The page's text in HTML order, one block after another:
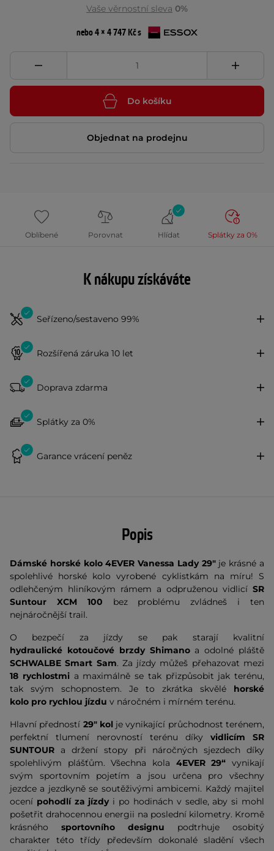
Vaše věrnostní sleva 0%
nebo 4 × 4 747 Kč s
Do košíku
Objednat na prodejnu
Oblíbené Porovnat Hlídat Splátky za 0%
K nákupu získáváte
Seřízeno/sestaveno 99%
Rozšířená záruka 10 let
Doprava zdarma
Splátky za 0%
Garance vrácení peněz
Popis
Dámské horské kolo 4EVER Vanessa Lady 29" je krásné a
spolehlivé horské kolo vyrobené cyklistkám na míru! S
odlehčeným hliníkovým rámem a odpruženou vidlicí SR
Suntour XCM 100 bez problému zvládneš i ten
nejnáročnější trail.
O bezpečí za jízdy se pak starají kvalitní
hydraulické kotoučové brzdy Shimanoa odolné pláště
SCHWALBE Smart Sam. Za jízdy můžeš přehazovat mezi
18 rychlostmi a maximálně se tak přizpůsobit jak terénu,
tak svým schopnostem. Je to zkrátka skvělé horské
kolo pro rychlou jízdu v náročném i mírném terénu.
Hlavní předností 29" kolje vynikající průchodnost terénem,
perfektní tlumení nerovností terénu díky vidlicím SR
SUNTOUR a držení stopy při náročných sjezdech díky
spolehlivým plášťům. Všechna kola 4EVER 29“vynikají
svým sportovním pojetím a jsou určena pro všechny
jezdce a jezdkyně se soutěživými ambicemi. Každý majitel
ocení pohodlí za jízdyi po hodinách v sedle, aby si mohl
pošetřit drahocennou energii na poslední kilometry. Kromě
krásného sportovního designu podtrhuje osobitý
charakter této třídy především dokonalé sladění všech